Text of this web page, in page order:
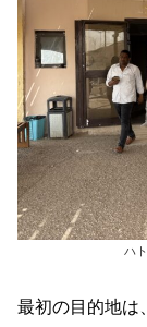
ハ
最初の目的地は